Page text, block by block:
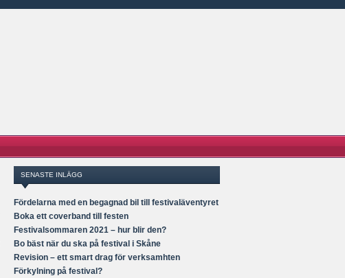
SENASTE INLÄGG
Fördelarna med en begagnad bil till festivaläventyret
Boka ett coverband till festen
Festivalsommaren 2021 – hur blir den?
Bo bäst när du ska på festival i Skåne
Revision – ett smart drag för verksamhten
Förkylning på festival?